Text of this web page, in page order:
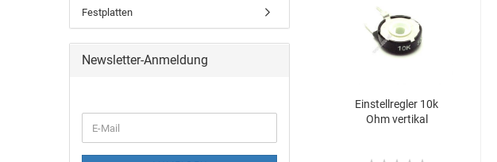
Einstellregler 10k
Ohm vertikal
Festplatten
Newsletter-Anmeldung